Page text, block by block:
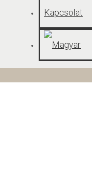
Kapcsolat